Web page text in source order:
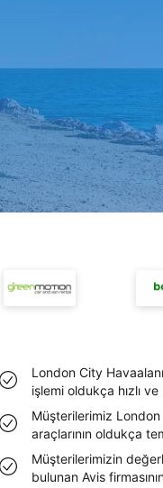
London City
işlemi oldukça hızlı ve
Müşterilerimiz London
araçlarının oldukça
Müşterilerimizin
bulunan Avis